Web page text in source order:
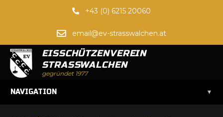
+43 (0) 6215 20060
email@ev-strasswalchen.at
EISSCHÜTZENVEREIN
STRASSWALCHEN
gegründet 1977
NAVIGATION ▾